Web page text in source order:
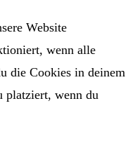
Website
wenn alle
die Cookies in deinem
platziert, wenn du